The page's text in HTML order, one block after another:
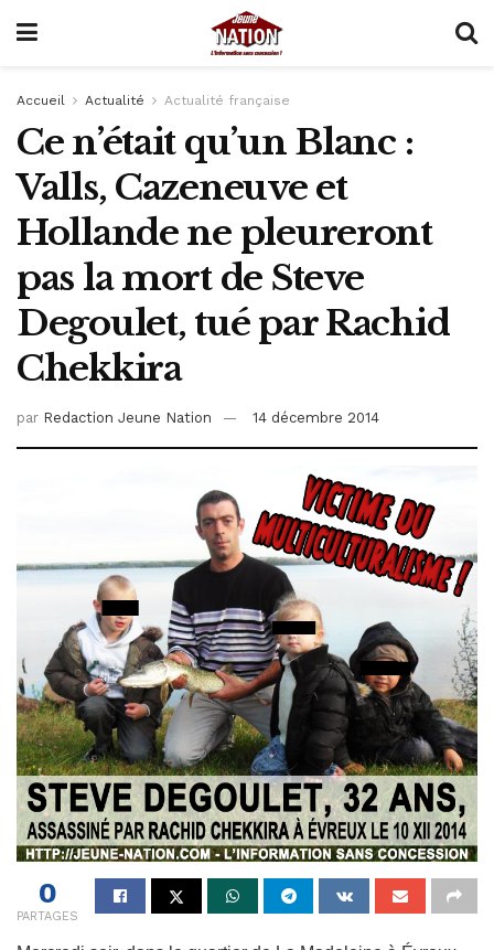
Accueil Actualité Actualité française
Ce n’était qu’un Blanc :
Valls, Cazeneuve et
Hollande ne pleureront
pas la mort de Steve
Degoulet, tué par Rachid
Chekkira
par Redaction Jeune Nation 14 décembre 2014
0
PARTAGES